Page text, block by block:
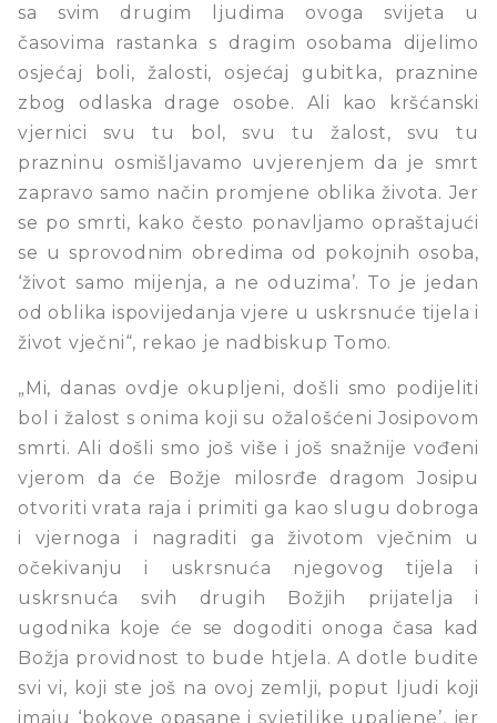
sa svim drugim ljudima ovoga svijeta u
časovima rastanka s dragim osobama dijelimo
osjećaj boli, žalosti, osjećaj gubitka, praznine
zbog odlaska drage osobe. Ali kao kršćanski
vjernici svu tu bol, svu tu žalost, svu tu
prazninu osmišljavamo uvjerenjem da je smrt
zapravo samo način promjene oblika života. Jer
se po smrti, kako često ponavljamo opraštajući
se u sprovodnim obredima od pokojnih osoba,
‘život samo mijenja, a ne oduzima’. To je jedan
od oblika ispovijedanja vjere u uskrsnuće tijela i
život vječni“, rekao je nadbiskup Tomo.
„Mi, danas ovdje okupljeni, došli smo podijeliti
bol i žalost s onima koji su ožalošćeni Josipovom
smrti. Ali došli smo još više i još snažnije vođeni
vjerom da će Božje milosrđe dragom Josipu
otvoriti vrata raja i primiti ga kao slugu dobroga
i vjernoga i nagraditi ga životom vječnim u
očekivanju i uskrsnuća njegovog tijela i
uskrsnuća svih drugih Božjih prijatelja i
ugodnika koje će se dogoditi onoga časa kad
Božja providnost to bude htjela. A dotle budite
svi vi, koji ste još na ovoj zemlji, poput ljudi koji
imaju ‘bokove opasane i svjetiljke upaljene’, jer